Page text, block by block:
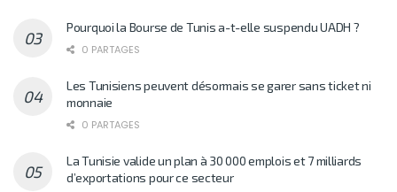
Pourquoi la Bourse de Tunis a-t-elle suspendu UADH ?
0 PARTAGES
Les Tunisiens peuvent désormais se garer sans ticket ni
monnaie
0 PARTAGES
La Tunisie valide un plan à 30 000 emplois et 7 milliards
d’exportations pour ce secteur